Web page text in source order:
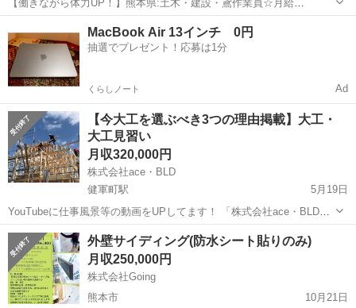
【働きながら体力UP！】熊本県:土木・建設・鳶作業員☆月給
220,000〜400,000円 ■業務内容 土木・建設・鳶作業員 ■勤務地 熊本県
内全域対応可能 ■月給 月給220,000〜400,000...
MacBook Air 13インチ 0円
抽選でプレゼント！応募は1分
くらしノート Ad
【今大工を選ぶべき3つの理由掲載】大工・
大工見習い
月収320,000円
株式会社ace・BLD
健軍町駅
5月19日
YouTubeに仕事風景等の動画をUPしてます！ 「株式会社ace・BLD
動画」で検索 【インタビュー動画URL】
https://www.youtube.com/watch?v=F2fcqasMBck&t=3s ...
熊本 熊本市 健軍町駅 大工
外壁サイディング(防水シート貼りのみ)
月収250,000円
株式会社Going
熊本市
10月21日